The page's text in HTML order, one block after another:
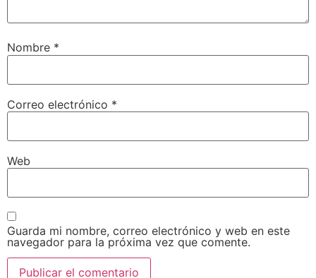
Nombre *
Correo electrónico *
Web
Guarda mi nombre, correo electrónico y web en este
navegador para la próxima vez que comente.